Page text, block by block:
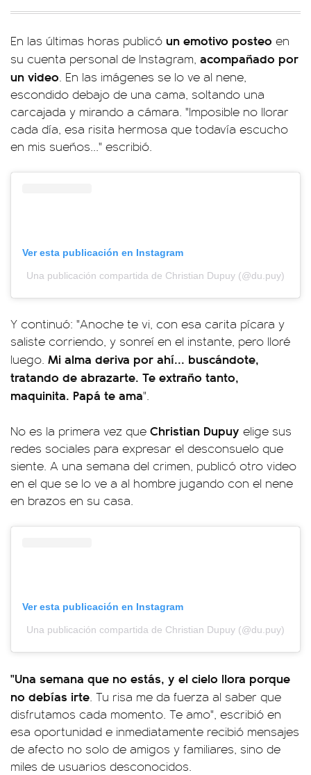
En las últimas horas publicó un emotivo posteo en
su cuenta personal de Instagram, acompañado por
un video. En las imágenes se lo ve al nene,
escondido debajo de una cama, soltando una
carcajada y mirando a cámara. "Imposible no llorar
cada día, esa risita hermosa que todavía escucho
en mis sueños..." escribió.
Ver esta publicación en Instagram
Una publicación compartida de Christian Dupuy (@du.puy)
Y continuó: "Anoche te vi, con esa carita pícara y
saliste corriendo, y sonreí en el instante, pero lloré
luego. Mi alma deriva por ahí... buscándote,
tratando de abrazarte. Te extraño tanto,
maquinita. Papá te ama".
No es la primera vez que Christian Dupuy elige sus
redes sociales para expresar el desconsuelo que
siente. A una semana del crimen, publicó otro video
en el que se lo ve a al hombre jugando con el nene
en brazos en su casa.
Ver esta publicación en Instagram
Una publicación compartida de Christian Dupuy (@du.puy)
"Una semana que no estás, y el cielo llora porque
no debías irte. Tu risa me da fuerza al saber que
disfrutamos cada momento. Te amo", escribió en
esa oportunidad e inmediatamente recibió mensajes
de afecto no solo de amigos y familiares, sino de
miles de usuarios desconocidos.